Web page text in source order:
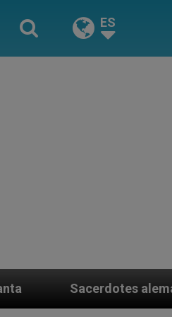
ES
alemanes fieles al Papa